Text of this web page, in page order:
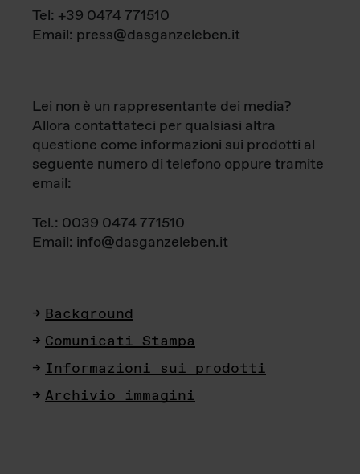
Tel: +39 0474 771510
Email: press@dasganzeleben.it
Lei non è un rappresentante dei media?
Allora contattateci per qualsiasi altra
questione come informazioni sui prodotti al
seguente numero di telefono oppure tramite
email:
Tel.: 0039 0474 771510
Email: info@dasganzeleben.it
Background
Comunicati Stampa
Informazioni sui prodotti
Archivio immagini